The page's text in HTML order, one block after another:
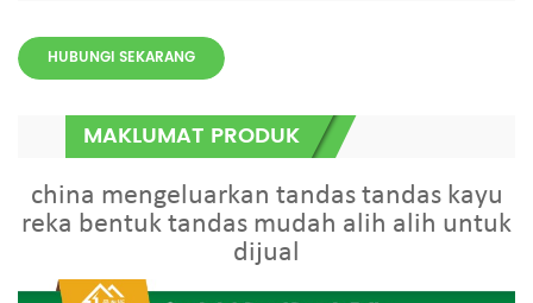
HUBUNGI SEKARANG
MAKLUMAT PRODUK
china mengeluarkan tandas tandas kayu
reka bentuk tandas mudah alih alih untuk
dijual